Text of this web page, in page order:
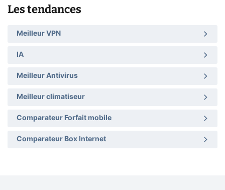
Les tendances
Meilleur VPN
IA
Meilleur Antivirus
Meilleur climatiseur
Comparateur Forfait mobile
Comparateur Box Internet